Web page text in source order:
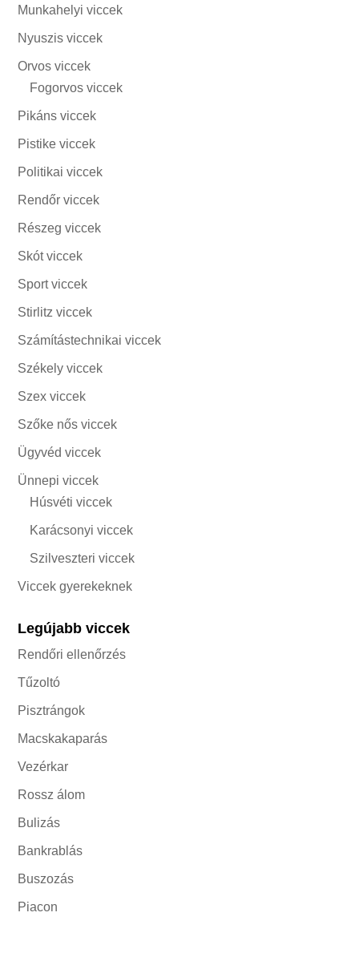
Munkahelyi viccek
Nyuszis viccek
Orvos viccek
Fogorvos viccek
Pikáns viccek
Pistike viccek
Politikai viccek
Rendőr viccek
Részeg viccek
Skót viccek
Sport viccek
Stirlitz viccek
Számítástechnikai viccek
Székely viccek
Szex viccek
Szőke nős viccek
Ügyvéd viccek
Ünnepi viccek
Húsvéti viccek
Karácsonyi viccek
Szilveszteri viccek
Viccek gyerekeknek
Legújabb viccek
Rendőri ellenőrzés
Tűzoltó
Pisztrángok
Macskakaparás
Vezérkar
Rossz álom
Bulizás
Bankrablás
Buszozás
Piacon